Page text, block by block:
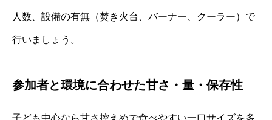
人数、設備の有無（焚き火台、バーナー、クーラー）で
行いましょう。
参加者と環境に合わせた甘さ・量・保存性
子ども中心なら甘さ控えめで食べやすい一口サイズを多